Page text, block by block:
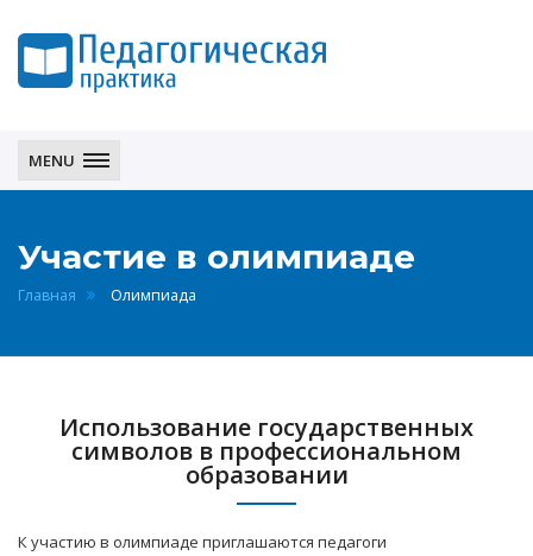
MENU
Участие в олимпиаде
Главная Олимпиада
Использование государственных
символов в профессиональном
образовании
К участию в олимпиаде приглашаются педагоги